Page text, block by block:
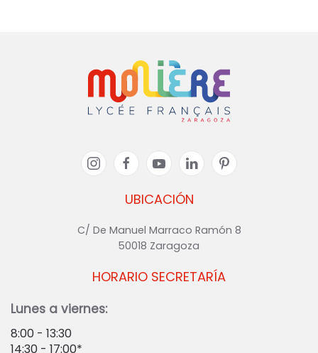
UBICACIÓN
C/ De Manuel Marraco Ramón 8
50018 Zaragoza
HORARIO SECRETARÍA
Lunes a viernes:
8:00 - 13:30
14:30 - 17:00*